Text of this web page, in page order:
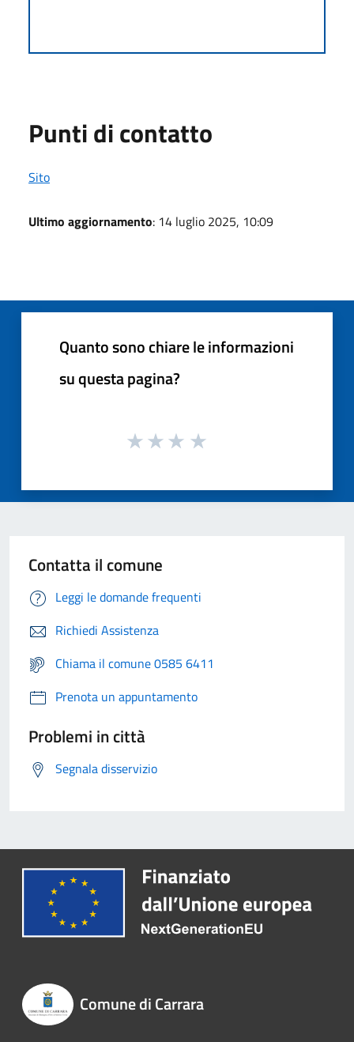
Punti di contatto
Sito
Ultimo aggiornamento: 14 luglio 2025, 10:09
Quanto sono chiare le informazioni
su questa pagina?
Contatta il comune
Leggi le domande frequenti
Richiedi Assistenza
Chiama il comune 0585 6411
Prenota un appuntamento
Problemi in città
Segnala disservizio
Comune di Carrara